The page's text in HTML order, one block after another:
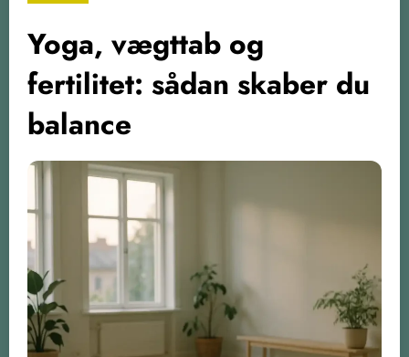
Yoga, vægttab og
fertilitet: sådan skaber du
balance